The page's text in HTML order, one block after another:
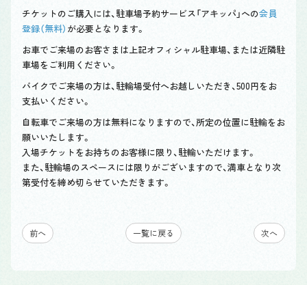
チケットのご購入には、駐車場予約サービス「アキッパ」への会員
登録（無料） が必要となります。
お車でご来場のお客さまは上記オフィシャル駐車場、または近隣駐
車場をご利用ください。
バイクでご来場の方は、駐輪場受付へお越しいただき、500円をお
支払いください。
自転車でご来場の方は無料になりますので、所定の位置に駐輪をお
願いいたします。
入場チケットをお持ちのお客様に限り、駐輪いただけます。
また、駐輪場のスペースには限りがございますので、満車となり次
第受付を締め切らせていただきます。
前へ 一覧に戻る 次へ